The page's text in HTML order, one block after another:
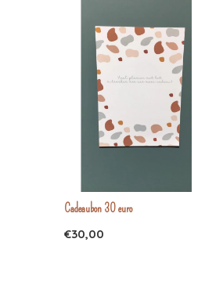
Cadeaubon 30 euro
€30,00